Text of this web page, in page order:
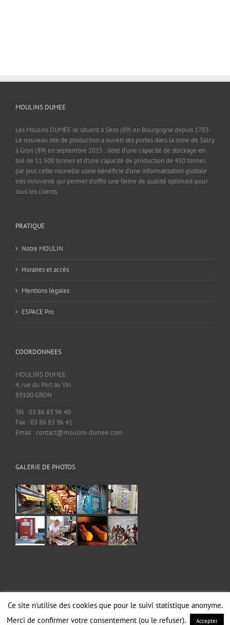
MOULINS DUMEE
Les Moulins DUMÉE se situent à Sens (89) en Bourgogne depuis 1703.
Le nouveau site de production a ouvert ses portes dans la zone de Salcy
à Gron (89) en septembre 2015 : doté d'une capacité de stockage en
blé de 11 500 tonnes et d'une capacité de production de 450 tonnes
par jour, cette nouvelle usine bénéficie d'une informatisation globale
très innovante qui permet d'offrir une farine de qualité optimale pour
tous les clients.
PRATIQUE
Notre MOULIN
Horaires et accès
Mentions légales
ESPACE Pro
COORDONNEES
MOULINS DUMEE
4, rue du Port au Vin
89100 GRON
Tél : 03 86 83 96 40
Fax : 03 86 83 96 41
Email : contact@moulins-dumee.com
GALERIE DE PHOTOS
Copyright 2019 MOULINS DUMEE | Tous droits réservés |Mentions légales|
Ce site n'utilise des cookies que pour le suivi statistique anonyme.
Merci de confirmer votre consentement (ou le refuser).
Accepter